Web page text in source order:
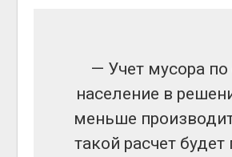
— Учет мусора
население в
меньше
такой расчет